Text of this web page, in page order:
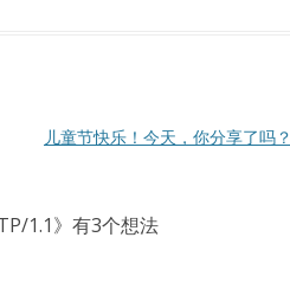
儿童节快乐！今天，你分享了吗？
1.1》有3个想法